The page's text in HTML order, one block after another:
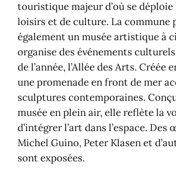
touristique majeur d’où se déploie
loisirs et de culture. La commune
également un musée artistique à
organise des événements
de l’année, l’Allée des Arts. Créée
une promenade en front de mer
sculptures contemporaines.
musée en plein air, elle reflète la
d’intégrer l’art dans l’espace. Des
Michel Guino, Peter Klasen et
sont exposées.